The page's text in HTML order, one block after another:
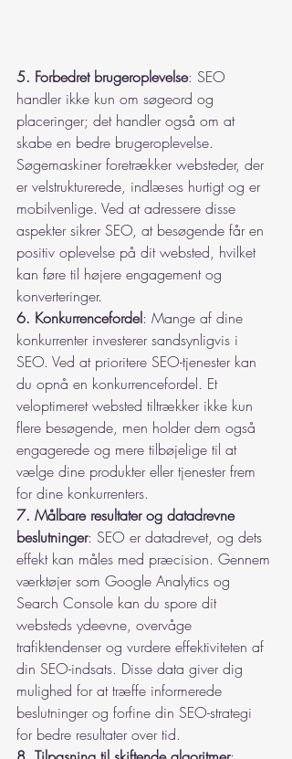
5. Forbedret brugeroplevelse: SEO
handler ikke kun om søgeord og
placeringer; det handler også om at
skabe en bedre brugeroplevelse.
Søgemaskiner foretrækker websteder, der
er velstrukturerede, indlæses hurtigt og er
mobilvenlige. Ved at adressere disse
aspekter sikrer SEO, at besøgende får en
positiv oplevelse på dit websted, hvilket
kan føre til højere engagement og
konverteringer.
6. Konkurrencefordel: Mange af dine
konkurrenter investerer sandsynligvis i
SEO. Ved at prioritere SEO-tjenester kan
du opnå en konkurrencefordel. Et
veloptimeret websted tiltrækker ikke kun
flere besøgende, men holder dem også
engagerede og mere tilbøjelige til at
vælge dine produkter eller tjenester frem
for dine konkurrenters.
7. Målbare resultater og datadrevne
beslutninger: SEO er datadrevet, og dets
effekt kan måles med præcision. Gennem
værktøjer som Google Analytics og
Search Console kan du spore dit
websteds ydeevne, overvåge
trafiktendenser og vurdere effektiviteten af
din SEO-indsats. Disse data giver dig
mulighed for at træffe informerede
beslutninger og forfine din SEO-strategi
for bedre resultater over tid.